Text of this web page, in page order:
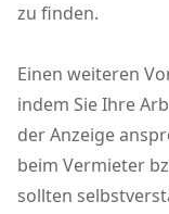
zu finden.
Einen weiteren
indem Sie Ihre
der Anzeige
beim Vermieter
sollten